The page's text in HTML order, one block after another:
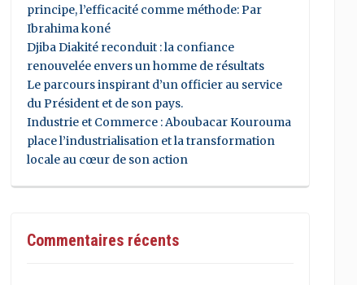
principe, l’efficacité comme méthode: Par
Ibrahima koné
Djiba Diakité reconduit : la confiance
renouvelée envers un homme de résultats
Le parcours inspirant d’un officier au service
du Président et de son pays.
Industrie et Commerce : Aboubacar Kourouma
place l’industrialisation et la transformation
locale au cœur de son action
Commentaires récents